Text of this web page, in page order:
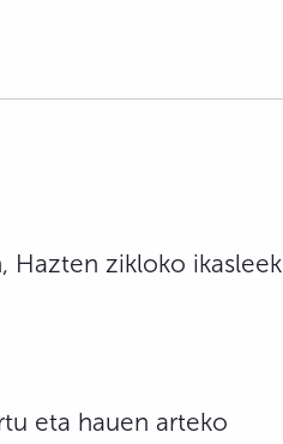
Hazten zikloko ikasleek
eta hauen arteko